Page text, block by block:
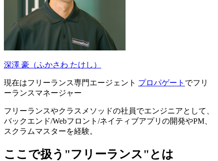
深澤 豪（ふかさわ たけし）
現在はフリーランス専門エージェント プロパゲート でフリ
ーランスマネージャー
フリーランスやクラスメソッドの社員でエンジニアとして、
バックエンド/Webフロント/ネイティブアプリの開発やPM、
スクラムマスターを経験。
ここで扱う"フリーランス"とは